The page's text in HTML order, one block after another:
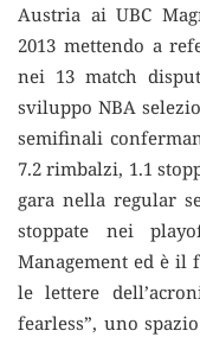
Austria ai UBC
2013 mettendo a
nei 13 match
sviluppo NBA
semifinali
7.2 rimbalzi, 1.1
gara nella regular
stoppate nei
Management ed è il
le lettere
fearless”, uno